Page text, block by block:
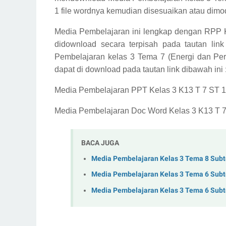
1 file wordnya kemudian disesuaikan atau
Media Pembelajaran ini lengkap dengan
didownload secara terpisah pada tautan
Pembelajaran kelas 3 Tema 7 (Energi dan
dapat di download pada tautan link dibawah ini
Media Pembelajaran PPT Kelas 3 K13 T 7 ST
Media Pembelajaran Doc Word Kelas 3 K13 T
BACA JUGA
Media Pembelajaran Kelas 3 Tema 8
Media Pembelajaran Kelas 3 Tema 6
Media Pembelajaran Kelas 3 Tema 6